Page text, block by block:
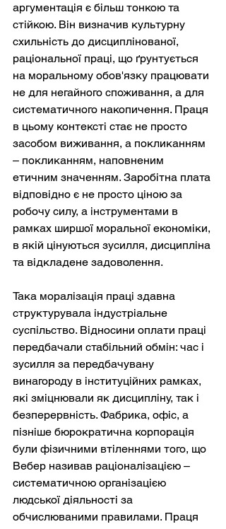
аргументація є більш тонкою та
стійкою. Він визначив культурну
схильність до дисциплінованої,
раціональної праці, що ґрунтується
на моральному обов'язку працювати
не для негайного споживання, а для
систематичного накопичення. Праця
в цьому контексті стає не просто
засобом виживання, а покликанням
– покликанням, наповненим
етичним значенням. Заробітна плата
відповідно є не просто ціною за
робочу силу, а інструментами в
рамках ширшої моральної економіки,
в якій цінуються зусилля, дисципліна
та відкладене задоволення.
Така моралізація праці здавна
структурувала індустріальне
суспільство. Відносини оплати праці
передбачали стабільний обмін: час і
зусилля за передбачувану
винагороду в інституційних рамках,
які зміцнювали як дисципліну, так і
безперервність. Фабрика, офіс, а
пізніше бюрократична корпорація
були фізичними втіленнями того, що
Вебер називав раціоналізацією –
систематичною організацією
людської діяльності за
обчислюваними правилами. Праця